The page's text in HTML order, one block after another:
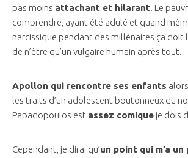
pas moins attachant et hilarant. Le
comprendre, ayant été adulé et quand
narcissique pendant des millénaires ça
de n’être qu’un vulgaire humain après tout.
Apollon qui rencontre ses enfants
les traits d’un adolescent boutonneux du
Papadopoulos est assez comique je dois
Cependant, je dirai qu’un point qui m’a un